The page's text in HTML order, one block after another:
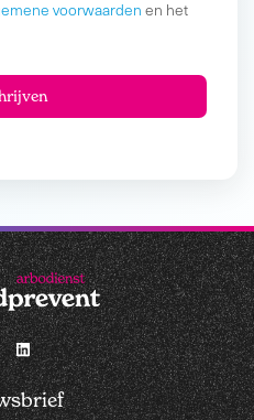
voorwaarden en het